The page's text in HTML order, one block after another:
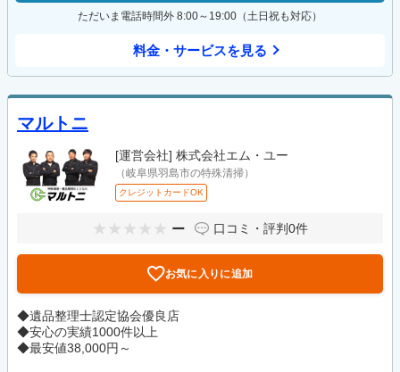
ただいま電話時間外 8:00～19:00（土日祝も対応）
料金・サービスを見る
マルトニ
[運営会社] 株式会社エム・ユー
（岐阜県羽島市の特殊清掃）
クレジットカードOK
ー 口コミ・評判0件
お気に入りに追加
◆遺品整理士認定協会優良店
◆安心の実績1000件以上
◆最安値38,000円～